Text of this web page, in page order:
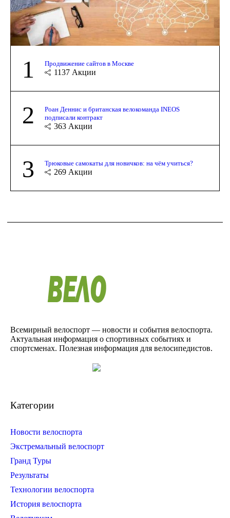
1 Продвижение сайтов в Москве
1137 Акции
2
Роан Деннис и британская велокоманда INEOS
подписали контракт
363 Акции
3 Трюковые самокаты для новичков: на чём учиться?
269 Акции
Всемирный велоспорт — новости и события велоспорта.
Актуальная информация о спортивных событиях и
спортсменах. Полезная информация для велосипедистов.
Категории
Новости велоспорта
Экстремальный велоспорт
Гранд Туры
Результаты
Технологии велоспорта
История велоспорта